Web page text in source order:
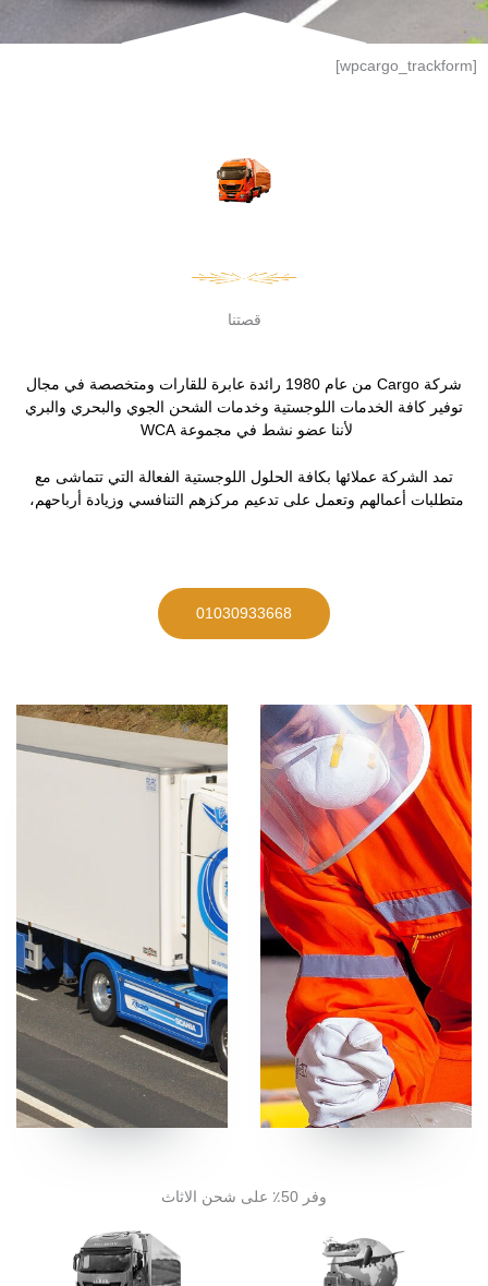
[wpcargo_trackform]
قصتنا
شركة Cargo من عام 1980 رائدة عابرة للقارات ومتخصصة في مجال
توفير كافة الخدمات اللوجستية وخدمات الشحن الجوي والبحري والبري
لأننا عضو نشط في مجموعة WCA
تمد الشركة عملائها بكافة الحلول اللوجستية الفعالة التي تتماشى مع
متطلبات أعمالهم وتعمل على تدعيم مركزهم التنافسي وزيادة أرباحهم،
01030933668
وفر 50٪ على شحن الاثاث